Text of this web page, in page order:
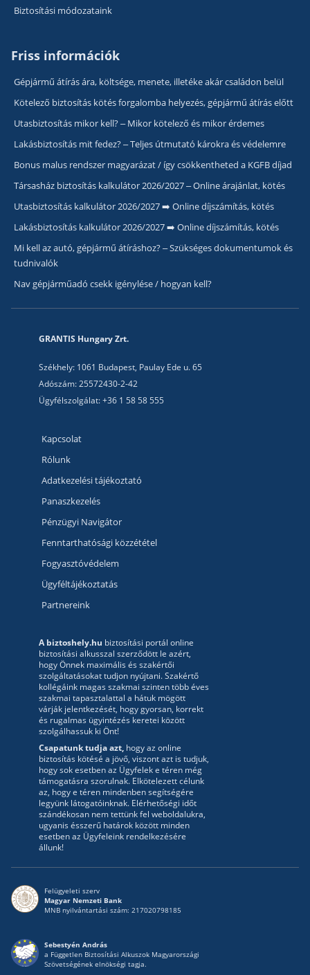
Biztosítási módozataink
Friss információk
Gépjármű átírás ára, költsége, menete, illetéke akár családon belül
Kötelező biztosítás kötés forgalomba helyezés, gépjármű átírás előtt
Utasbiztosítás mikor kell? – Mikor kötelező és mikor érdemes
Lakásbiztosítás mit fedez? – Teljes útmutató károkra és védelemre
Bonus malus rendszer magyarázat / így csökkentheted a KGFB díjad
Társasház biztosítás kalkulátor 2026/2027 – Online árajánlat, kötés
Utasbiztosítás kalkulátor 2026/2027 ➡️ Online díjszámítás, kötés
Lakásbiztosítás kalkulátor 2026/2027 ➡️ Online díjszámítás, kötés
Mi kell az autó, gépjármű átíráshoz? – Szükséges dokumentumok és
tudnivalók
Nav gépjárműadó csekk igénylése / hogyan kell?
GRANTIS Hungary Zrt.
Székhely: 1061 Budapest, Paulay Ede u. 65
Adószám: 25572430-2-42
Ügyfélszolgálat: +36 1 58 58 555
Kapcsolat
Rólunk
Adatkezelési tájékoztató
Panaszkezelés
Pénzügyi Navigátor
Fenntarthatósági közzététel
Fogyasztóvédelem
Ügyféltájékoztatás
Partnereink
A biztoshely.hu biztosítási portál online
biztosítási alkusszal szerződött le azért,
hogy Önnek maximális és szakértői
szolgáltatásokat tudjon nyújtani. Szakértő
kollégáink magas szakmai szinten több éves
szakmai tapasztalattal a hátuk mögött
várják jelentkezését, hogy gyorsan, korrekt
és rugalmas ügyintézés keretei között
szolgálhassuk ki Önt!
Csapatunk tudja azt, hogy az online
biztosítás kötésé a jövő, viszont azt is tudjuk,
hogy sok esetben az Ügyfelek e téren még
támogatásra szorulnak. Elkötelezett célunk
az, hogy e téren mindenben segítségére
legyünk látogatóinknak. Elérhetőségi időt
szándékosan nem tettünk fel weboldalukra,
ugyanis ésszerű határok között minden
esetben az Ügyfeleink rendelkezésére
állunk!
Felügyeleti szerv
Magyar Nemzeti Bank
MNB nyilvántartási szám: 217020798185
Sebestyén András
a Független Biztosítási Alkuszok Magyarországi
Szövetségének elnökségi tagja.